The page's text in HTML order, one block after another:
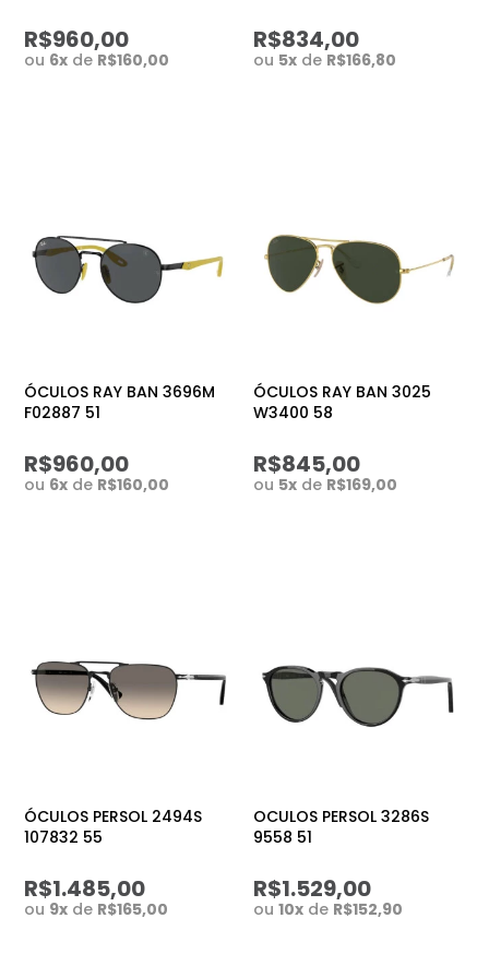
R$960,00
ou 6x de R$160,00
R$834,00
ou 5xde R$166,80
ÓCULOS RAY BAN 3696M
F02887 51
R$960,00
ou 6x de R$160,00
ÓCULOS RAY BAN 3025
W3400 58
R$845,00
ou 5xde R$169,00
ÓCULOS PERSOL 2494S
107832 55
R$1.485,00
ou 9x de R$165,00
OCULOS PERSOL 3286S
9558 51
R$1.529,00
ou 10xde R$152,90